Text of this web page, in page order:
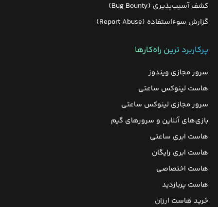
کشف آسیب‌پذیری (Bug Bounty)
گزارش سوءاستفاده (Report Abuse)
پرکاربرد ترین راه‌کارها
سرور مجازی ویندوز
هاست لینوکس ساعتی
سرور مجازی لینوکس ساعتی
بازی‌های آنلاین و سرورهای گیم
هاست ابری ساعتی
هاست ابری رایگان
هاست اختصاصی
هاست پربازدید
خرید هاست ارزان